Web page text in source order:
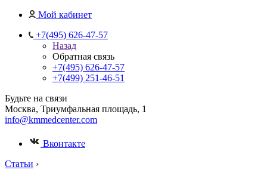
Мой кабинет
+7(495) 626-47-57
Назад
Обратная связь
+7(495) 626-47-57
+7(499) 251-46-51
Будьте на связи
Москва, Триумфальная площадь, 1
info@kmmedcenter.com
Вконтакте
Статьи ›